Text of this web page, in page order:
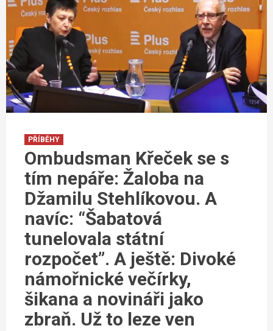
PŘÍBĚHY
Ombudsman Křeček se s
tím nepáře: Žaloba na
Džamilu Stehlíkovou. A
navíc: “Šabatová
tunelovala státní
rozpočet”. A ještě: Divoké
námořnické večírky,
šikana a novináři jako
zbraň. Už to leze ven